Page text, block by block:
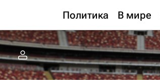
Политика В мире